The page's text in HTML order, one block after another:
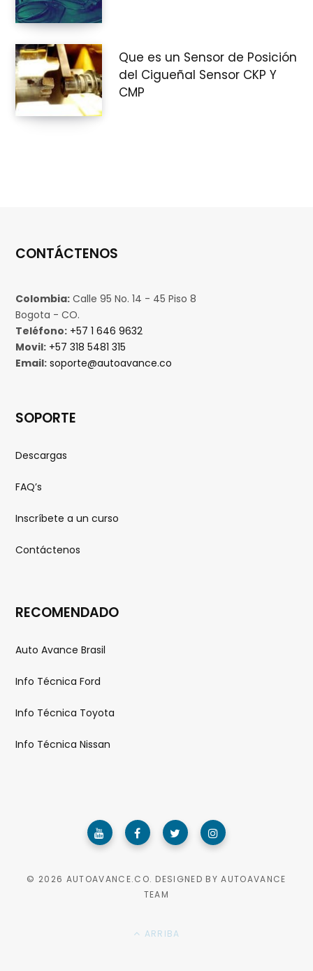
Que es un Sensor de Posición
del Cigueñal Sensor CKP Y
CMP
CONTÁCTENOS
Colombia: Calle 95 No. 14 - 45 Piso 8
Bogota - CO.
Teléfono: +57 1 646 9632
Movil: +57 318 5481 315
Email: soporte@autoavance.co
SOPORTE
Descargas
FAQ’s
Inscríbete a un curso
Contáctenos
RECOMENDADO
Auto Avance Brasil
Info Técnica Ford
Info Técnica Toyota
Info Técnica Nissan
© 2026 AUTOAVANCE.CO. DESIGNED BY AUTOAVANCE
TEAM
ARRIBA